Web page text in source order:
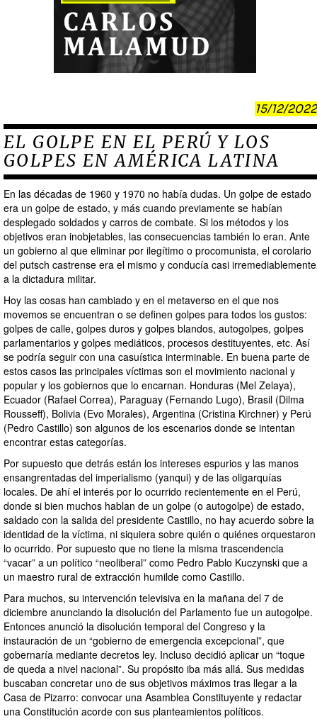
15/12/2022
EL GOLPE EN EL PERÚ Y LOS
GOLPES EN AMÉRICA LATINA
En las décadas de 1960 y 1970 no había dudas. Un golpe de estado
era un golpe de estado, y más cuando previamente se habían
desplegado soldados y carros de combate. Si los métodos y los
objetivos eran inobjetables, las consecuencias también lo eran. Ante
un gobierno al que eliminar por ilegítimo o procomunista, el corolario
del putsch castrense era el mismo y conducía casi irremediablemente
a la dictadura militar.
Hoy las cosas han cambiado y en el metaverso en el que nos
movemos se encuentran o se definen golpes para todos los gustos:
golpes de calle, golpes duros y golpes blandos, autogolpes, golpes
parlamentarios y golpes mediáticos, procesos destituyentes, etc. Así
se podría seguir con una casuística interminable. En buena parte de
estos casos las principales víctimas son el movimiento nacional y
popular y los gobiernos que lo encarnan. Honduras (Mel Zelaya),
Ecuador (Rafael Correa), Paraguay (Fernando Lugo), Brasil (Dilma
Rousseff), Bolivia (Evo Morales), Argentina (Cristina Kirchner) y Perú
(Pedro Castillo) son algunos de los escenarios donde se intentan
encontrar estas categorías.
Por supuesto que detrás están los intereses espurios y las manos
ensangrentadas del imperialismo (yanqui) y de las oligarquías
locales. De ahí el interés por lo ocurrido recientemente en el Perú,
donde si bien muchos hablan de un golpe (o autogolpe) de estado,
saldado con la salida del presidente Castillo, no hay acuerdo sobre la
identidad de la víctima, ni siquiera sobre quién o quiénes orquestaron
lo ocurrido. Por supuesto que no tiene la misma trascendencia
“vacar” a un político “neoliberal” como Pedro Pablo Kuczynski que a
un maestro rural de extracción humilde como Castillo.
Para muchos, su intervención televisiva en la mañana del 7 de
diciembre anunciando la disolución del Parlamento fue un autogolpe.
Entonces anunció la disolución temporal del Congreso y la
instauración de un “gobierno de emergencia excepcional”, que
gobernaría mediante decretos ley. Incluso decidió aplicar un “toque
de queda a nivel nacional”. Su propósito iba más allá. Sus medidas
buscaban concretar uno de sus objetivos máximos tras llegar a la
Casa de Pizarro: convocar una Asamblea Constituyente y redactar
una Constitución acorde con sus planteamientos políticos.